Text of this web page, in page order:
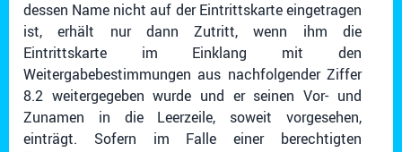
dessen Name nicht auf der Eintrittskarte eingetragen
ist, erhält nur dann Zutritt, wenn ihm die
Eintrittskarte im Einklang mit den
Weitergabebestimmungen aus nachfolgender Ziffer
8.2 weitergegeben wurde und er seinen Vor- und
Zunamen in die Leerzeile, soweit vorgesehen,
einträgt. Sofern im Falle einer berechtigten